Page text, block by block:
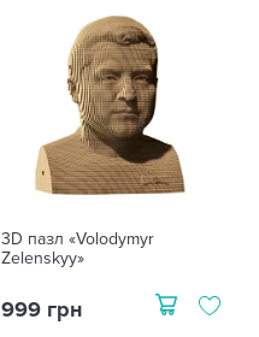
3D пазл «Volodymyr
Zelenskyy»
999 грн